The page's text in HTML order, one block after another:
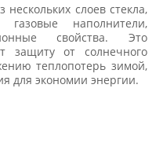
нескольких слоев стекла,
наполнители,
свойства. Это
защиту от солнечного
теплопотерь зимой,
для экономии энергии.